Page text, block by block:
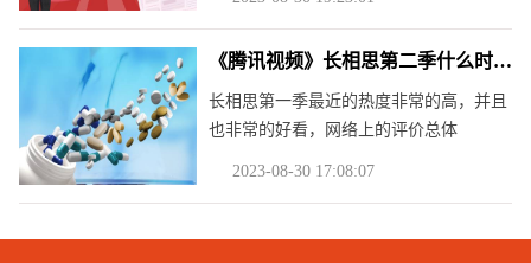
《腾讯视频》长相思第二季什么时候播
长相思第一季最近的热度非常的高，并且
也非常的好看，网络上的评价总体
2023-08-30 17:08:07